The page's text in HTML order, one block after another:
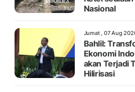
Nasional
Jumat , 07 Aug
Bahlil:
Ekonomi
akan Terjadi
Hilirisasi